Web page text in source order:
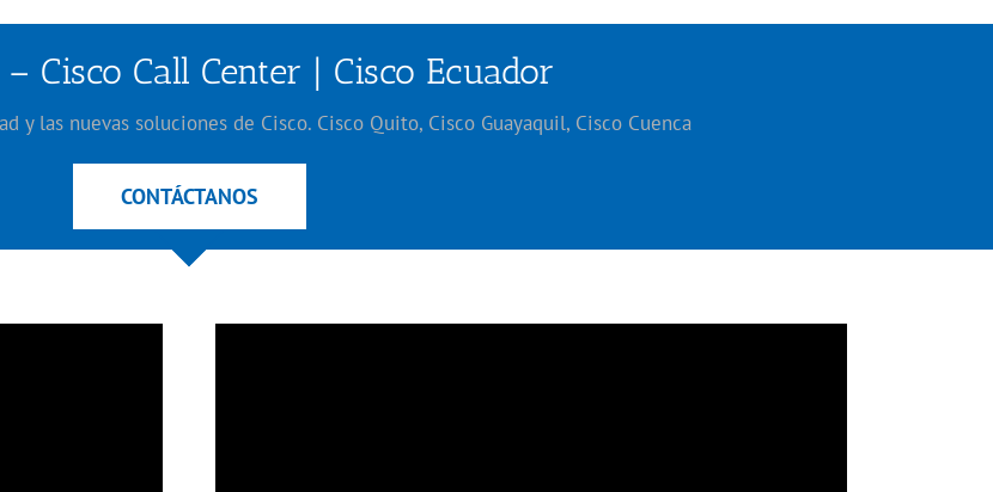
Cisco Call Center | Cisco Ecuador
y las nuevas soluciones de Cisco. Cisco Quito, Cisco Guayaquil, Cisco Cuenca
CONTÁCTANOS